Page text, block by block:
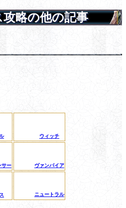
略の他の記事
ウィッチ
サー ヴァンパイア
ニュートラル